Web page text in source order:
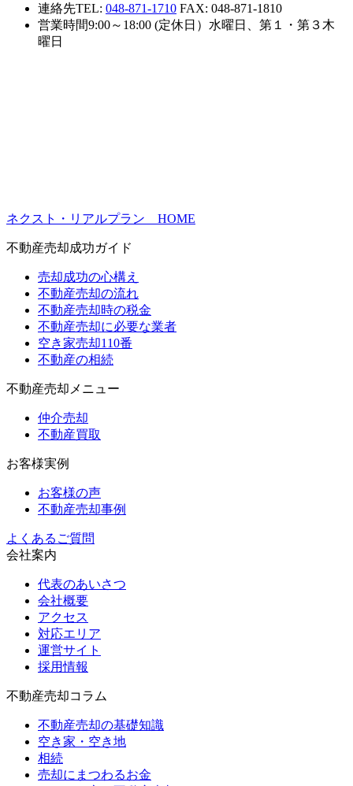
連絡先TEL: 048-871-1710 FAX: 048-871-1810
営業時間9:00～18:00 (定休日）水曜日、第１・第３木
曜日
ネクスト・リアルプラン HOME
不動産売却成功ガイド
売却成功の心構え
不動産売却の流れ
不動産売却時の税金
不動産売却に必要な業者
空き家売却110番
不動産の相続
不動産売却メニュー
仲介売却
不動産買取
お客様実例
お客様の声
不動産売却事例
よくあるご質問
会社案内
代表のあいさつ
会社概要
アクセス
対応エリア
運営サイト
採用情報
不動産売却コラム
不動産売却の基礎知識
空き家・空き地
相続
売却にまつわるお金